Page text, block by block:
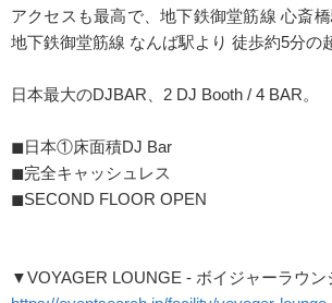
アクセスも最高で、地下鉄御堂筋線 心斎橋
地下鉄御堂筋線 なんば駅より 徒歩約5分の
日本最大のDJBAR、2 DJ Booth / 4 BAR。
◼︎日本①床面積DJ Bar
◼︎完全キャッシュレス
◼︎SECOND FLOOR OPEN
▼VOYAGER LOUNGE - ボイジャーラウン